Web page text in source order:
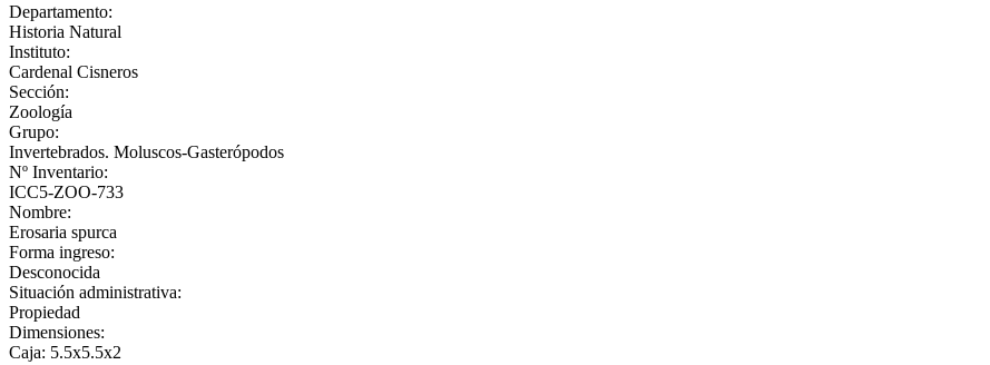
Departamento:
Historia Natural
Instituto:
Cardenal Cisneros
Sección:
Zoología
Grupo:
Invertebrados. Moluscos-Gasterópodos
Nº Inventario:
ICC5-ZOO-733
Nombre:
Erosaria spurca
Forma ingreso:
Desconocida
Situación administrativa:
Propiedad
Dimensiones:
Caja: 5.5x5.5x2